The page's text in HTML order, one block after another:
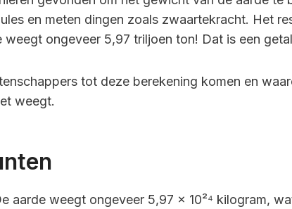
en meten dingen zoals zwaartekracht. Het
ongeveer 5,97 triljoen ton! Dat is een
tot deze berekening komen en
weegt.
aarde weegt ongeveer 5,97 x 10²⁴ kilogram,